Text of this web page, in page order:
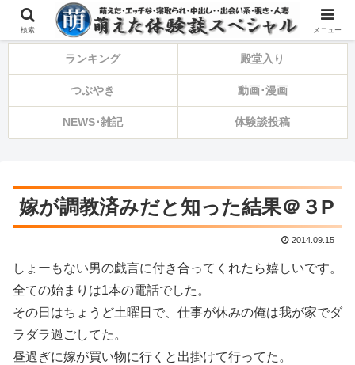
⚠️備忘録・告知・ひとり言⚠️
ランキング 殿堂入り
つぶやき 動画･漫画
NEWS･雑記 体験談投稿
嫁が調教済みだと知った結果＠３P
2014.09.15
しょーもない男の戯言に付き合ってくれたら嬉しいです。
全ての始まりは1本の電話でした。
その日はちょうど土曜日で、仕事が休みの俺は我が家でダ
ラダラ過ごしてた。
昼過ぎに嫁が買い物に行くと出掛けて行ってた。
検索 メニュー